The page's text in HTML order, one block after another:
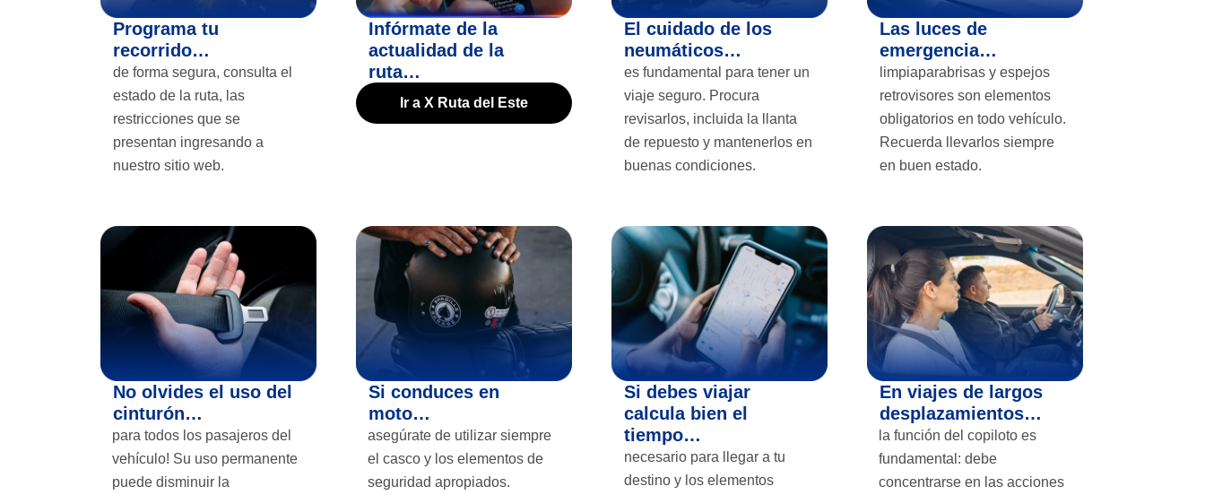
Programa tu
recorrido…
de forma segura, consulta el
estado de la ruta, las
restricciones que se
presentan ingresando a
nuestro sitio web.
Infórmate de la
actualidad de la
ruta…
Ir a X Ruta del Este
El cuidado de los
neumáticos…
es fundamental para tener un
viaje seguro. Procura
revisarlos, incluida la llanta
de repuesto y mantenerlos en
buenas condiciones.
Las luces de
emergencia…
limpiaparabrisas y espejos
retrovisores son elementos
obligatorios en todo vehículo.
Recuerda llevarlos siempre
en buen estado.
No olvides el uso del
cinturón…
para todos los pasajeros del
vehículo! Su uso permanente
puede disminuir la
Si conduces en
moto…
asegúrate de utilizar siempre
el casco y los elementos de
seguridad apropiados.
Si debes viajar
calcula bien el
tiempo…
necesario para llegar a tu
destino y los elementos
En viajes de largos
desplazamientos…
la función del copiloto es
fundamental: debe
concentrarse en las acciones